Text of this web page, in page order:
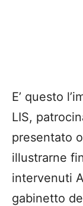
E’ questo
LIS,
presentato
illustrarne
intervenuti
gabinetto